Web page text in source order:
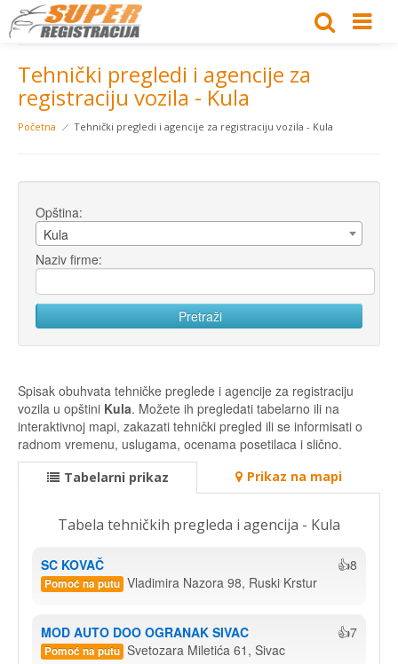
Tehnički pregledi i agencije za
registraciju vozila - Kula
Početna Tehnički pregledi i agencije za registraciju vozila - Kula
Opština:
Kula
Naziv firme:
Spisak obuhvata tehničke preglede i agencije za registraciju
vozila u opštini Kula. Možete ih pregledati tabelarno ili na
interaktivnoj mapi, zakazati tehnički pregled ili se informisati o
radnom vremenu, uslugama, ocenama posetilaca i slično.
Tabelarni prikaz Prikaz na mapi
Tabela tehničkih pregleda i agencija - Kula
SC KOVAČ 👍8
Pomoć na putu Vladimira Nazora 98, Ruski Krstur
MOD AUTO DOO OGRANAK SIVAC 👍7
Pomoć na putu Svetozara Miletića 61, Sivac